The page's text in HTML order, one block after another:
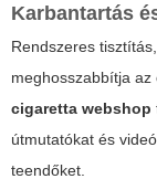
Karbantartás
Rendszeres
meghosszabbítja
cigaretta webshop
útmutatókat és
teendőket.